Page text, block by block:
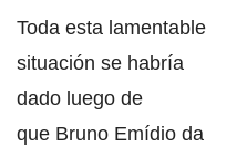
Toda esta lamentable
situación se habría
dado luego de
que Bruno Emídio da